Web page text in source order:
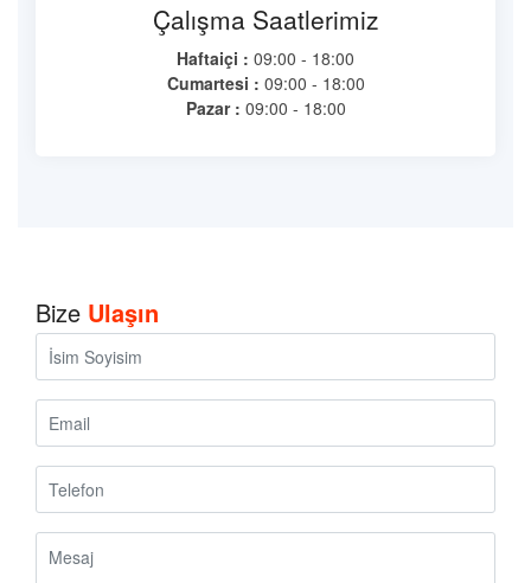
Çalışma Saatlerimiz
Haftaiçi : 09:00 - 18:00
Cumartesi : 09:00 - 18:00
Pazar : 09:00 - 18:00
Bize Ulaşın